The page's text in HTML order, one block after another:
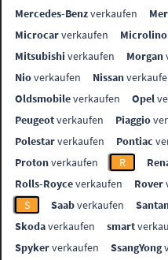
Mercedes-Benzverkaufen
Microcarverkaufen Microlino
Mitsubishi verkaufen Morgan
Nioverkaufen Nissan
Oldsmobileverkaufen Opel
Peugeotverkaufen Piaggio
Polestarverkaufen Pontiac
Protonverkaufen R
Rolls-Royceverkaufen Rover
S
Saabverkaufen
Skodaverkaufen smart
Spykerverkaufen SsangYong